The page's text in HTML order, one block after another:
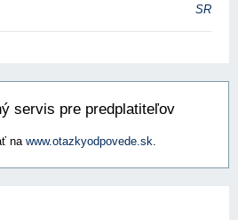
SR
servis pre predplatiteľov
na www.otazkyodpovede.sk